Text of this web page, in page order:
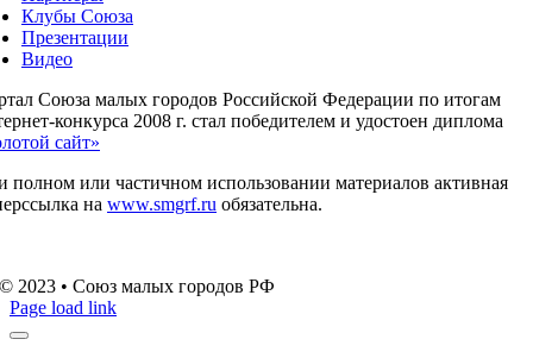
Клубы Союза
Презентации
Видео
Союза малых городов Российской Федерации по итогам
конкурса 2008 г. стал победителем и удостоен диплома
сайт»
полном или частичном использовании материалов активная
на www.smgrf.ru обязательна.
© 2023 • Союз малых городов РФ
Page load link